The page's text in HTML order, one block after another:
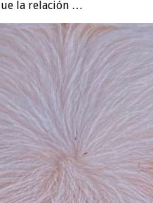
la relación …